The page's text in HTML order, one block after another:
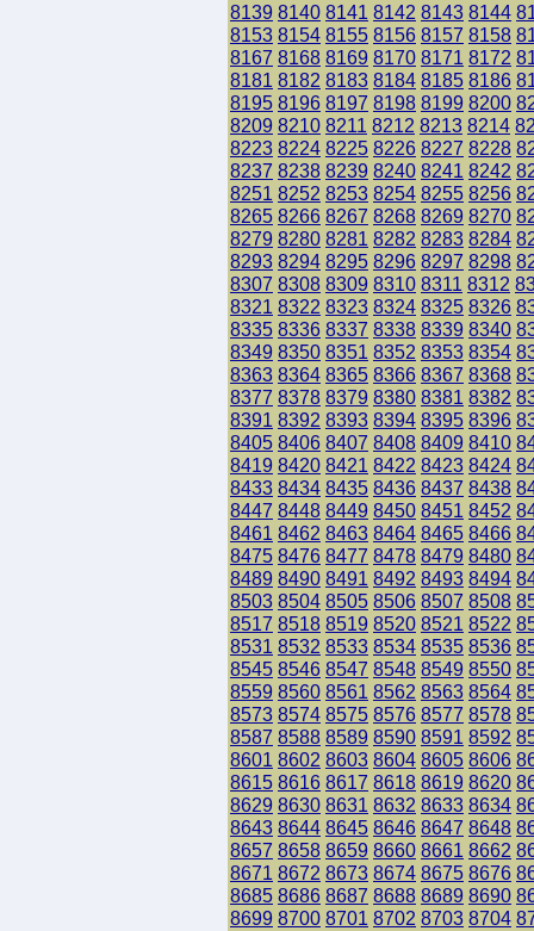
8139 8140 8141 8142 8143 8144
8153 8154 8155 8156 8157 8158
8167 8168 8169 8170 8171 8172
8181 8182 8183 8184 8185 8186
8195 8196 8197 8198 8199 8200
8209 8210 8211 8212 8213 8214
8223 8224 8225 8226 8227 8228
8237 8238 8239 8240 8241 8242
8251 8252 8253 8254 8255 8256
8265 8266 8267 8268 8269 8270
8279 8280 8281 8282 8283 8284
8293 8294 8295 8296 8297 8298
8307 8308 8309 8310 8311 8312
8321 8322 8323 8324 8325 8326
8335 8336 8337 8338 8339 8340
8349 8350 8351 8352 8353 8354
8363 8364 8365 8366 8367 8368
8377 8378 8379 8380 8381 8382
8391 8392 8393 8394 8395 8396
8405 8406 8407 8408 8409 8410
8419 8420 8421 8422 8423 8424
8433 8434 8435 8436 8437 8438
8447 8448 8449 8450 8451 8452
8461 8462 8463 8464 8465 8466
8475 8476 8477 8478 8479 8480
8489 8490 8491 8492 8493 8494
8503 8504 8505 8506 8507 8508
8517 8518 8519 8520 8521 8522
8531 8532 8533 8534 8535 8536
8545 8546 8547 8548 8549 8550
8559 8560 8561 8562 8563 8564
8573 8574 8575 8576 8577 8578
8587 8588 8589 8590 8591 8592
8601 8602 8603 8604 8605 8606
8615 8616 8617 8618 8619 8620
8629 8630 8631 8632 8633 8634
8643 8644 8645 8646 8647 8648
8657 8658 8659 8660 8661 8662
8671 8672 8673 8674 8675 8676
8685 8686 8687 8688 8689 8690
8699 8700 8701 8702 8703 8704